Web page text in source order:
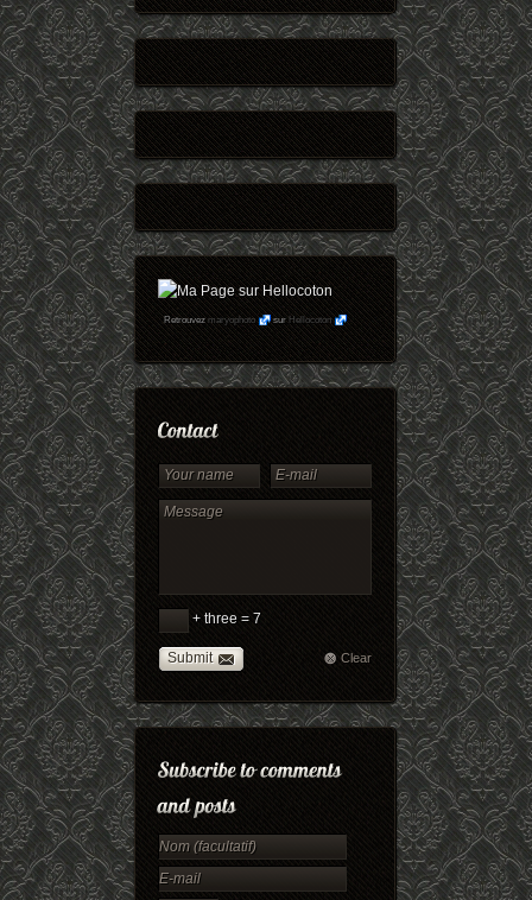
Retrouvezmaryophoto surHellocoton
+ three = 7
Submit Clear